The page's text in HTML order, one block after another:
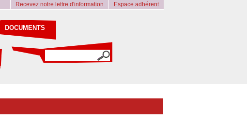
Espace adhérent
Recevez notre lettre d'information
DOCUMENTS